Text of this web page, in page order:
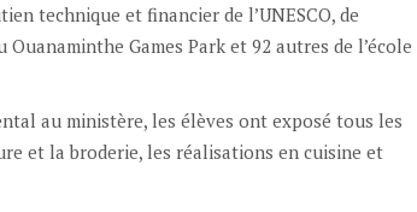
technique et financier de l’UNESCO, de
Games Park et 92 autres de l’école
au ministère, les élèves ont exposé tous les
et la broderie, les réalisations en cuisine et